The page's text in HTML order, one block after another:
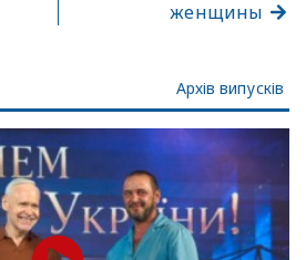
женщины
Архів випусків